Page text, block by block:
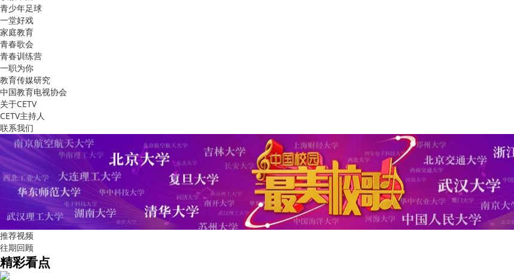
青少年足球
一堂好戏
家庭教育
青春歌会
青春训练营
一职为你
教育传媒研究
中国教育电视协会
关于CETV
CETV主持人
联系我们
推荐视频
往期回顾
精彩看点